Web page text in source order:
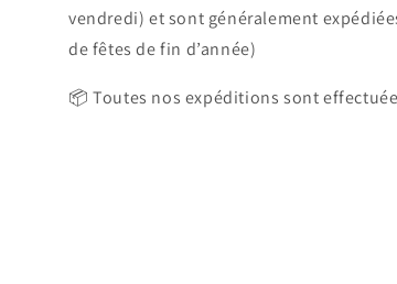
vendredi) et sont généralement
de fêtes de fin d’année)
📦 Toutes nos expéditions sont